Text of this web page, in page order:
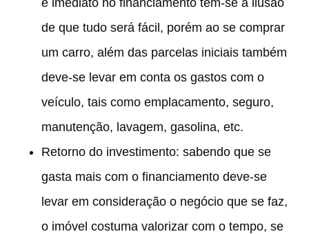
de que tudo será fácil, porém ao se comprar
um carro, além das parcelas iniciais também
deve-se levar em conta os gastos com o
veículo, tais como emplacamento, seguro,
manutenção, lavagem, gasolina, etc.
Retorno do investimento: sabendo que se
gasta mais com o financiamento deve-se
levar em consideração o negócio que se faz,
o imóvel costuma valorizar com o tempo, se